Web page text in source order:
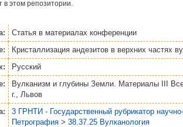
в этом репозитории.
Статья в материалах конференции
Кристаллизация андезитов в верхних частях
Русский
Вулканизм и глубины Земли. Материалы III
г., Львов
3 ГРНТИ - Государственный рубрикатор
Петрография > 38.37.25 Вулканология